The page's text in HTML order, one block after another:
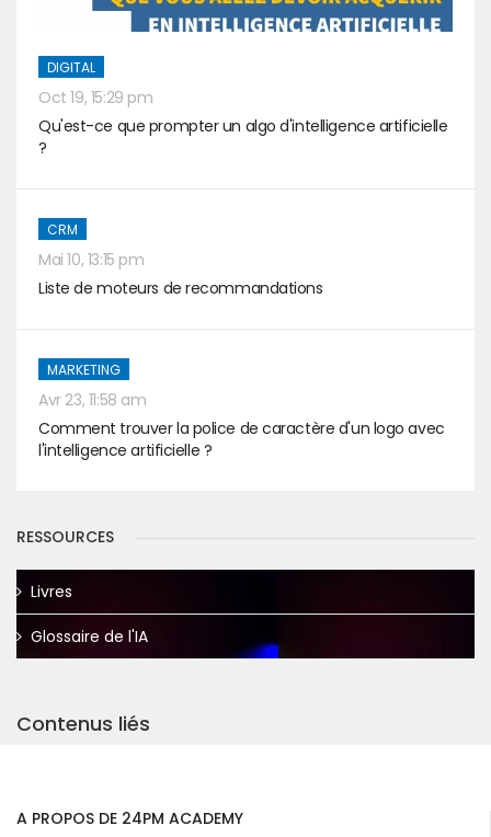
DIGITAL
Oct 19, 15:29 pm
Qu'est-ce que prompter un algo d'intelligence artificielle
?
CRM
Mai 10, 13:15 pm
Liste de moteurs de recommandations
MARKETING
Avr 23, 11:58 am
Comment trouver la police de caractère d'un logo avec
l'intelligence artificielle ?
RESSOURCES
Livres
Glossaire de l'IA
Contenus liés
A PROPOS DE 24PM ACADEMY